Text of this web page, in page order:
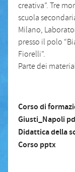
creativa”. Tre
scuola
Milano,
presso il polo
Fiorelli”.
Parte dei
Corso di
Giusti_Napoli
Didattica della
Corso pptx